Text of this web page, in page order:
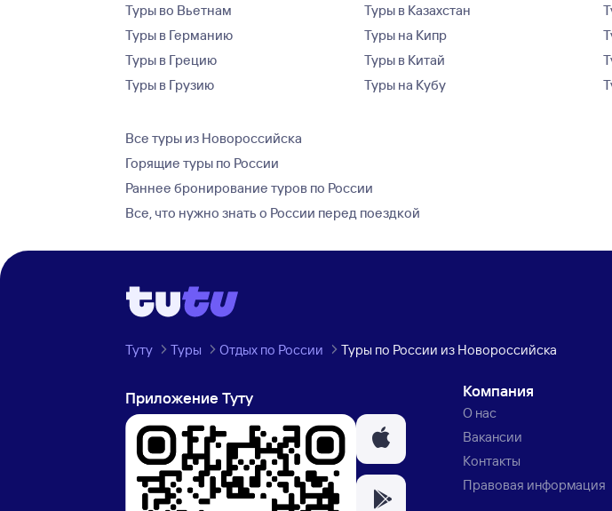
Туры во Вьетнам
Туры в Германию
Туры в Грецию
Туры в Грузию
Туры в Казахстан
Туры на Кипр
Туры в Китай
Туры на Кубу
Все туры из Новороссийска
Горящие туры по России
Раннее бронирование туров по России
Все, что нужно знать о России перед поездкой
Туту Туры Отдых по России Туры по России из Новороссийска
Приложение Туту Компания
О нас
Вакансии
Контакты
Правовая информация